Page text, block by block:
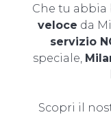
Che tu
veloce da
servizio
speciale,
Scopri il